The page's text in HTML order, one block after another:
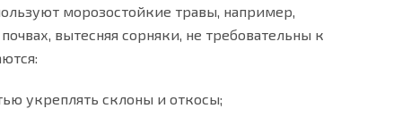
морозостойкие травы, например,
вытесняя сорняки, не требовательны к
укреплять склоны и откосы;